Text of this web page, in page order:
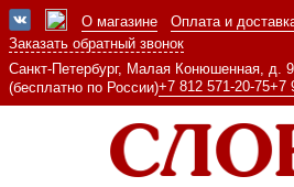
О магазине Оплата и
Заказать обратный звонок
Санкт-Петербург, Малая Конюшенная, д. 9,
(бесплатно по России)+7 812 571-20-75+7